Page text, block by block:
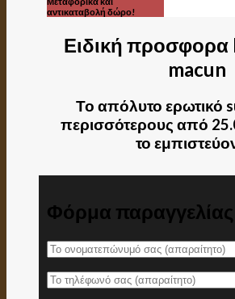
αντικαταβολή δώρο!
Ειδική προσφορα
macun
Το απόλυτο ερωτικό
περισσότερους από
το
Φόρμα παραγγελίας